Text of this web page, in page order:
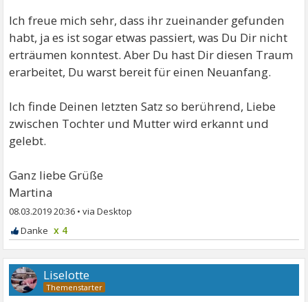
Ich freue mich sehr, dass ihr zueinander gefunden
habt, ja es ist sogar etwas passiert, was Du Dir nicht
erträumen konntest. Aber Du hast Dir diesen Traum
erarbeitet, Du warst bereit für einen Neuanfang.
Ich finde Deinen letzten Satz so berührend, Liebe
zwischen Tochter und Mutter wird erkannt und
gelebt.
Ganz liebe Grüße
Martina
08.03.2019 20:36 •
x 4
Liselotte